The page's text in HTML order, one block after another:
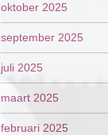
oktober 2025
september 2025
juli 2025
maart 2025
februari 2025